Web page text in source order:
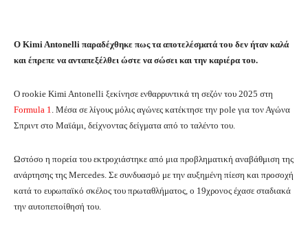
Ο Kimi Antonelli παραδέχθηκε πως τα αποτελέσματά του δεν ήταν καλά
και έπρεπε να ανταπεξέλθει ώστε να σώσει και την καριέρα του.
Ο rookie Kimi Antonelli ξεκίνησε ενθαρρυντικά τη σεζόν του 2025 στη
Formula 1 . Μέσα σε λίγους μόλις αγώνες κατέκτησε την pole για τον Αγώνα
Σπριντ στο Μαϊάμι, δείχνοντας δείγματα από το ταλέντο του.
Ωστόσο η πορεία του εκτροχιάστηκε από μια προβληματική αναβάθμιση της
ανάρτησης της Mercedes. Σε συνδυασμό με την αυξημένη πίεση και προσοχή
κατά το ευρωπαϊκό σκέλος του πρωταθλήματος, ο 19χρονος έχασε σταδιακά
την αυτοπεποίθησή του.